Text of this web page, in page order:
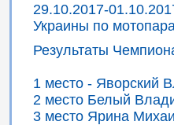
29.10.2017-
Украины по
Результаты
1 место - Яворский
2 место Белый
3 место Ярина